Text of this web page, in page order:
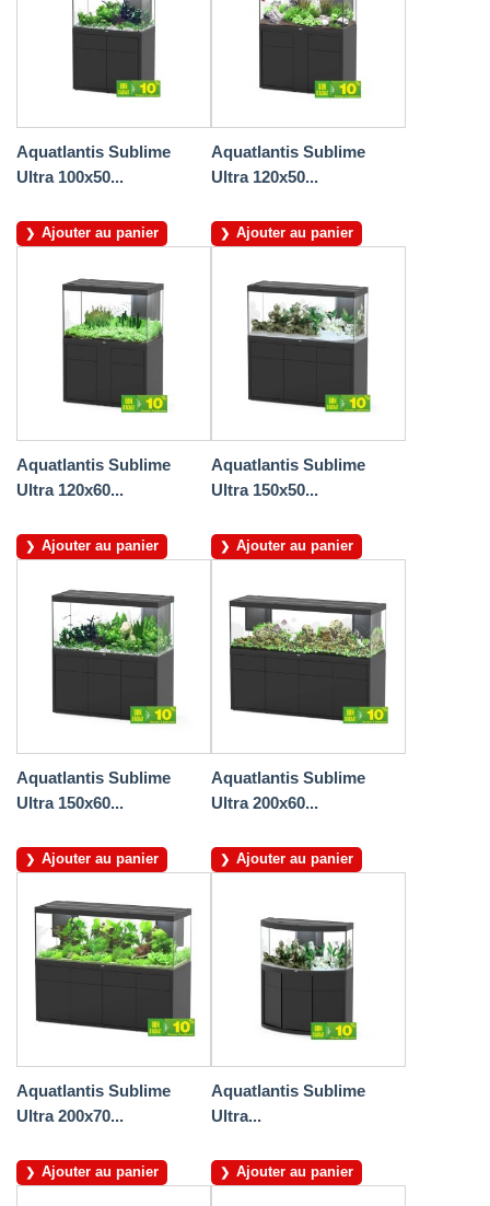
Aquatlantis Sublime
Ultra 100x50...
Ajouter au panier
Aquatlantis Sublime
Ultra 120x50...
Ajouter au panier
Aquatlantis Sublime
Ultra 120x60...
Ajouter au panier
Aquatlantis Sublime
Ultra 150x50...
Ajouter au panier
Aquatlantis Sublime
Ultra 150x60...
Ajouter au panier
Aquatlantis Sublime
Ultra 200x60...
Ajouter au panier
Aquatlantis Sublime
Ultra 200x70...
Ajouter au panier
Aquatlantis Sublime
Ultra...
Ajouter au panier